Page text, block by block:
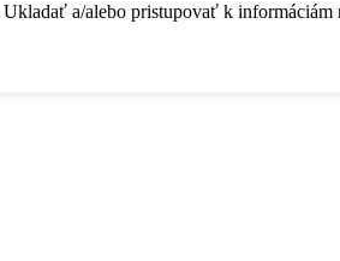
a/alebo pristupovať k informáciám